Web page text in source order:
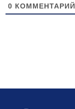
0 КОММЕНТАРИЙ